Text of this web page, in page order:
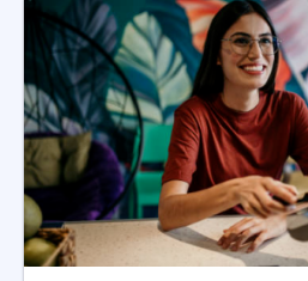
TECNOLOGIA
Facilite suas vendas
lugar com